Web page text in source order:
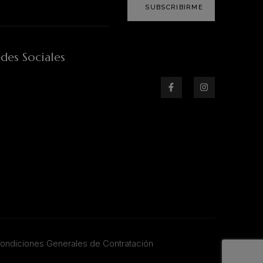
SUBSCRIBIRME
Sociales
Generales de Contratación